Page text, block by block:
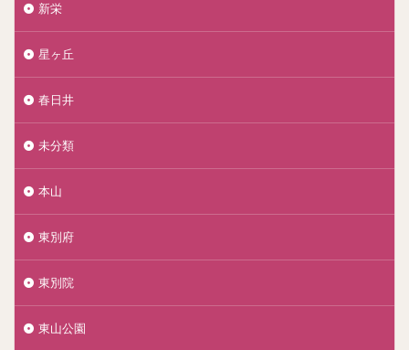
新栄
星ヶ丘
春日井
未分類
本山
東別府
東別院
東山公園